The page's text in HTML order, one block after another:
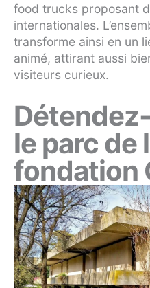
food trucks proposant
internationales.
transforme ainsi en un
animé, attirant aussi
visiteurs curieux.
le parc de
fondation